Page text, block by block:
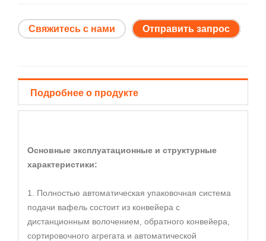
Свяжитесь с нами Отправить запрос
Подробнее о продукте
Основные эксплуатационные и структурные
характеристики:
1. Полностью автоматическая упаковочная система
подачи вафель состоит из конвейера с
дистанционным волочением, обратного конвейера,
сортировочного агрегата и автоматической